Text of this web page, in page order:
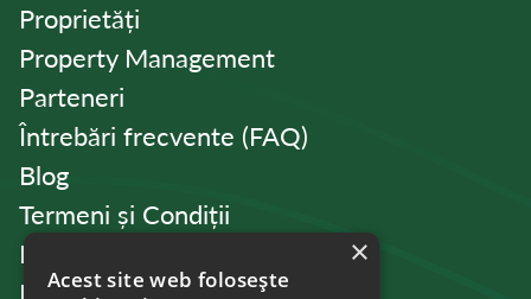
Proprietăți
Property Management
Parteneri
Întrebări frecvente (FAQ)
Blog
Termeni și Condiții
Politica de Confidențialitate
Politica de cookies
×
Acest site web folosește